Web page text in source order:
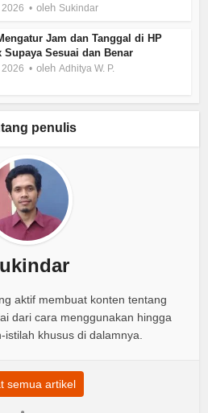
oleh Sukindar
Jam dan Tanggal di HP
Supaya Sesuai dan Benar
olehAdhitya W. P.
penulis
aktif membuat konten tentang
dari cara menggunakan hingga
istilah khusus di dalamnya.
semua artikel